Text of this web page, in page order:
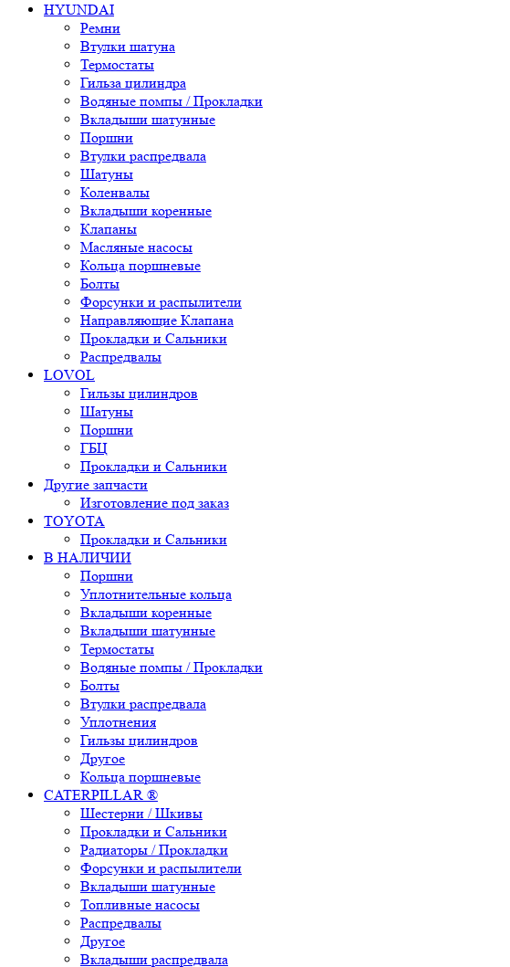
HYUNDAI
Ремни
Втулки шатуна
Термостаты
Гильза цилиндра
Водяные помпы / Прокладки
Вкладыши шатунные
Поршни
Втулки распредвала
Шатуны
Коленвалы
Вкладыши коренные
Клапаны
Масляные насосы
Кольца поршневые
Болты
Форсунки и распылители
Направляющие Клапана
Прокладки и Сальники
Распредвалы
LOVOL
Гильзы цилиндров
Шатуны
Поршни
ГБЦ
Прокладки и Сальники
Другие запчасти
Изготовление под заказ
TOYOTA
Прокладки и Сальники
В НАЛИЧИИ
Поршни
Уплотнительные кольца
Вкладыши коренные
Вкладыши шатунные
Термостаты
Водяные помпы / Прокладки
Болты
Втулки распредвала
Уплотнения
Гильзы цилиндров
Другое
Кольца поршневые
CATERPILLAR ®
Шестерни / Шкивы
Прокладки и Сальники
Радиаторы / Прокладки
Форсунки и распылители
Вкладыши шатунные
Топливные насосы
Распредвалы
Другое
Вкладыши распредвала